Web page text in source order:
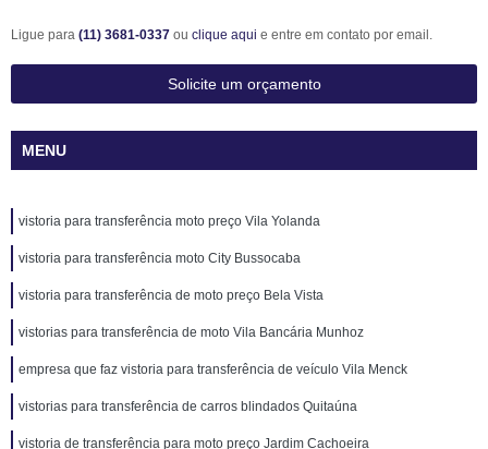
Ligue para (11) 3681-0337 ou clique aqui e entre em contato por email.
Solicite um orçamento
MENU
vistoria para transferência moto preço Vila Yolanda
vistoria para transferência moto City Bussocaba
vistoria para transferência de moto preço Bela Vista
vistorias para transferência de moto Vila Bancária Munhoz
empresa que faz vistoria para transferência de veículo Vila Menck
vistorias para transferência de carros blindados Quitaúna
vistoria de transferência para moto preço Jardim Cachoeira